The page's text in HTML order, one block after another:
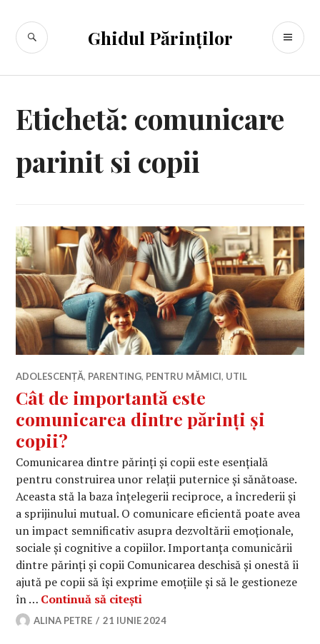
conținut
Ghidul Părinților
CĂUTARE
Etichetă: comunicare
parinit si copii
ADOLESCENȚĂ, PARENTING, PENTRU MĂMICI, UTIL
Cât de importantă este
comunicarea dintre părinți și
copii?
Comunicarea dintre părinți și copii este esențială
pentru construirea unor relații puternice și sănătoase.
Aceasta stă la baza înțelegerii reciproce, a încrederii și
a sprijinului mutual. O comunicare eficientă poate avea
un impact semnificativ asupra dezvoltării emoționale,
sociale și cognitive a copiilor. Importanța comunicării
dintre părinți și copii Comunicarea deschisă și onestă îi
ajută pe copii să își exprime emoțiile și să le gestioneze
în … Continuă să citești
ALINA PETRE 21 IUNIE 2024